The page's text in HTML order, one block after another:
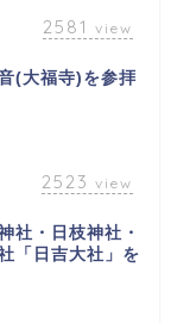
2581 view
(大福寺)を参拝
2523 view
社・日枝神社・
「日吉大社」を